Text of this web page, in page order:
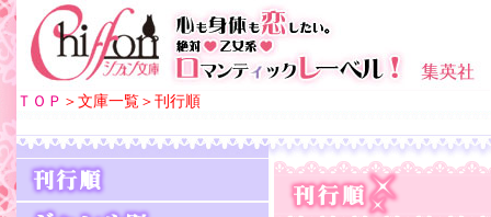
ＴＯＰ ＞文庫一覧＞刊行順